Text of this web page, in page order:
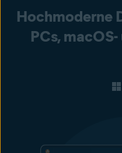
Hochmoderne
PCs,